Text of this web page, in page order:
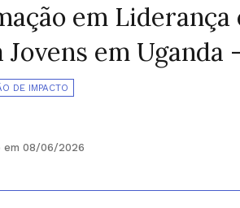
em
Jovens em Uganda
DE IMPACTO
em 08/06/2026